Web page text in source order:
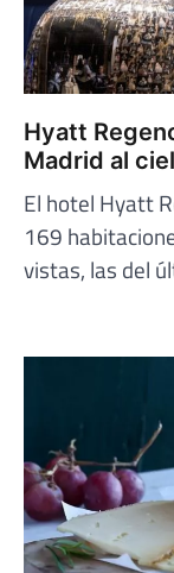
Hyatt
Madrid al
El hotel Hyatt
169
vistas, las del